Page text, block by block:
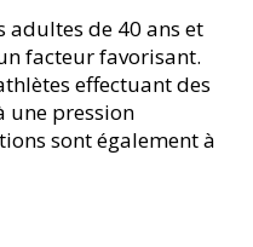
adultes de 40 ans et
facteur favorisant.
effectuant des
une pression
sont également à